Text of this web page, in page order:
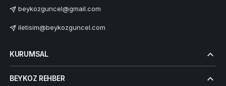
beykozguncel@gmail.com
iletisim@beykozguncel.com
KURUMSAL
BEYKOZ REHBER